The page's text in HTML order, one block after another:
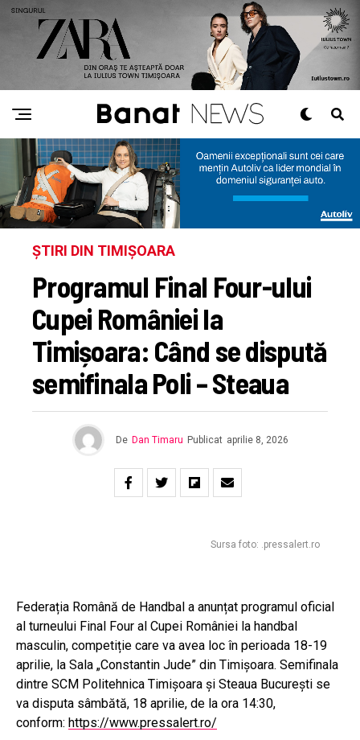
ȘTIRI DIN TIMIȘOARA
Programul Final Four-ului
Cupei României la
Timișoara: Când se dispută
semifinala Poli – Steaua
De Dan Timaru Publicat aprilie 8, 2026
Sursa foto: .pressalert.ro
Federația Română de Handbal a anunțat programul oficial
al turneului Final Four al Cupei României la handbal
masculin, competiție care va avea loc în perioada 18-19
aprilie, la Sala „Constantin Jude” din Timișoara. Semifinala
dintre SCM Politehnica Timișoara și Steaua București se
va disputa sâmbătă, 18 aprilie, de la ora 14:30,
conform: https://www.pressalert.ro/